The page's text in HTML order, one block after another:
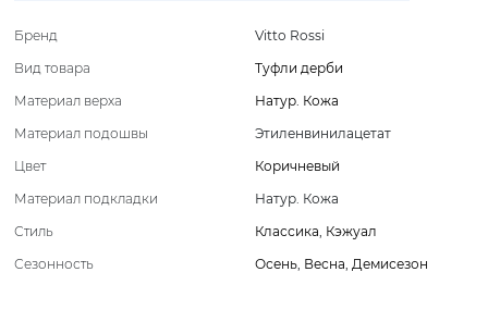
Бренд
Vitto Rossi
Вид товара
Туфли дерби
Материал верха
Натур. Кожа
Материал подошвы
Этиленвинилацетат
Цвет
Коричневый
Материал подкладки
Натур. Кожа
Стиль
Классика, Кэжуал
Сезонность
Осень, Весна, Демисезон